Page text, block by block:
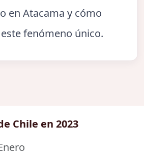
en Atacama y cómo
fenómeno único.
Chile en 2023